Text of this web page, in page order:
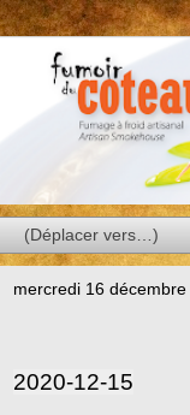
mercredi 16
2020-12-15